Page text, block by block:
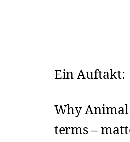
Ein Auftakt:
Why
terms –